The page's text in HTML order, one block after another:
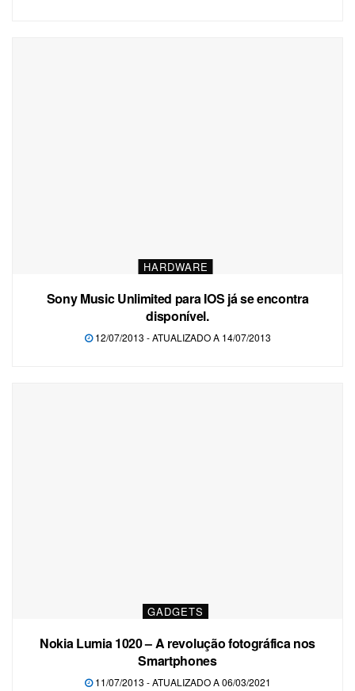
HARDWARE
Sony Music Unlimited para IOS já se encontra
disponível.
12/07/2013 - ATUALIZADO A 14/07/2013
GADGETS
Nokia Lumia 1020 – A revolução fotográfica nos
Smartphones
11/07/2013 - ATUALIZADO A 06/03/2021